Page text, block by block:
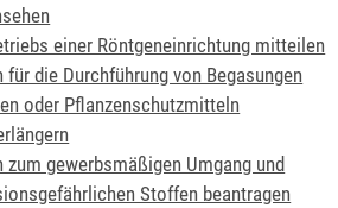
einer Röntgeneinrichtung mitteilen
die Durchführung von Begasungen
oder Pflanzenschutzmitteln
gewerbsmäßigen Umgang und
Stoffen beantragen